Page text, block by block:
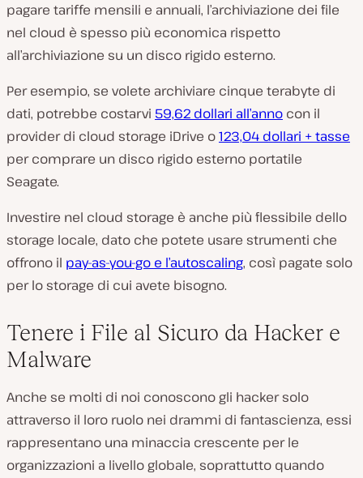
pagare tariffe mensili e annuali, l’archiviazione dei file
nel cloud è spesso più economica rispetto
all’archiviazione su un disco rigido esterno.
Per esempio, se volete archiviare cinque terabyte di
dati, potrebbe costarvi 59,62 dollari all’anno con il
provider di cloud storage iDrive o123,04 dollari + tasse
per comprare un disco rigido esterno portatile
Seagate.
Investire nel cloud storage è anche più flessibile dello
storage locale, dato che potete usare strumenti che
offrono il pay-as-you-go e l’autoscaling, così pagate solo
per lo storage di cui avete bisogno.
Tenere i File al Sicuro da Hacker e
Malware
Anche se molti di noi conoscono gli hacker solo
attraverso il loro ruolo nei drammi di fantascienza, essi
rappresentano una minaccia crescente per le
organizzazioni a livello globale, soprattutto quando